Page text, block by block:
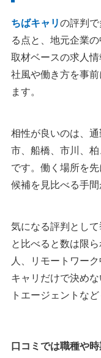
ちばキャリの評判
る点と、地元企業
取材ベースの求人
社風や働き方を事
ます。
相性が良いのは、
市、船橋、市川、
です。働く場所を
候補を見比べる手間
気になる評判とし
と比べると数は限
人、リモートワー
キャリだけで決め
トエージェントな
口コミでは職種や